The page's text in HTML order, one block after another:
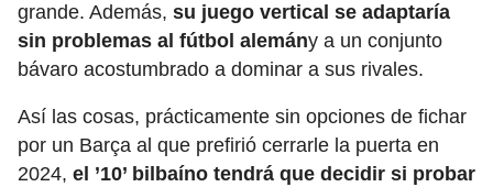
grande. Además, su juego vertical se adaptaría
sin problemas al fútbol alemány a un conjunto
bávaro acostumbrado a dominar a sus rivales.
Así las cosas, prácticamente sin opciones de fichar
por un Barça al que prefirió cerrarle la puerta en
2024, el ’10’ bilbaíno tendrá que decidir si probar